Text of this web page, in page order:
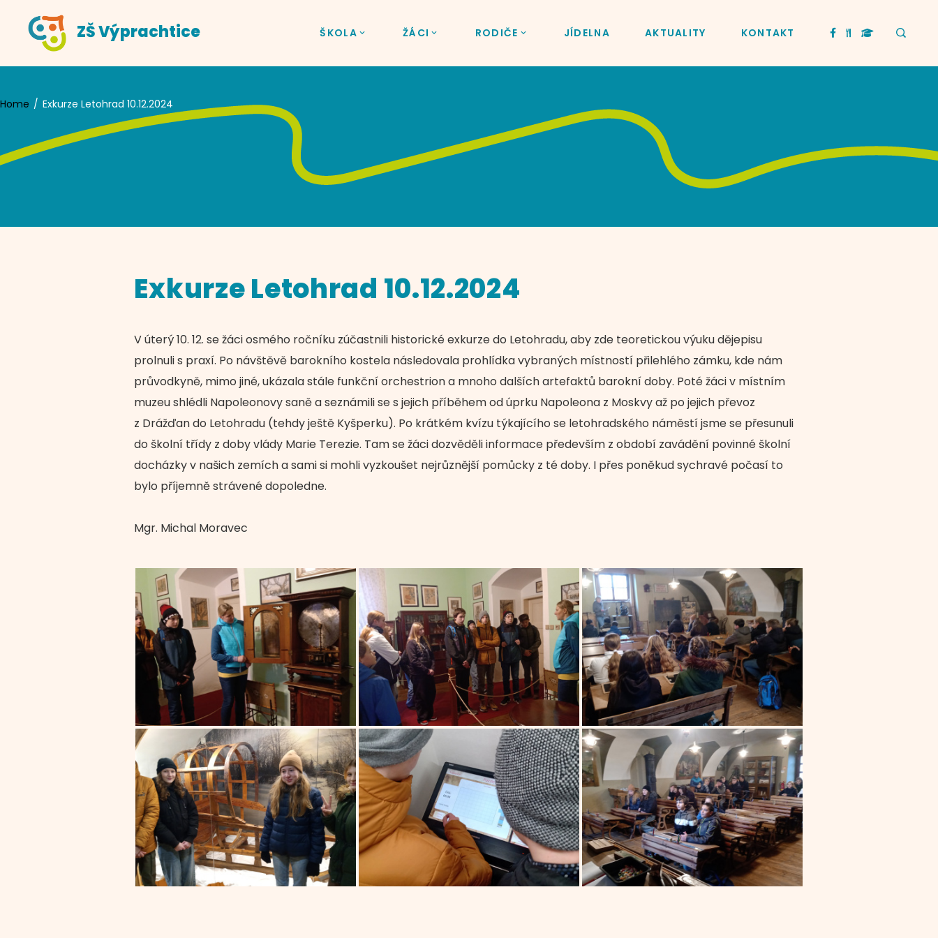
content
ZŠ Výprachtice ŠKOLA ŽÁCI RODIČE JÍDELNA AKTUALITY KONTAKT
Home Exkurze Letohrad 10.12.2024
Exkurze Letohrad 10.12.2024
V úterý 10. 12. se žáci osmého ročníku zúčastnili historické exkurze do Letohradu, aby zde teoretickou výuku dějepisu
prolnuli s praxí. Po návštěvě barokního kostela následovala prohlídka vybraných místností přilehlého zámku, kde nám
průvodkyně, mimo jiné, ukázala stále funkční orchestrion a mnoho dalších artefaktů barokní doby. Poté žáci v místním
muzeu shlédli Napoleonovy saně a seznámili se s jejich příběhem od úprku Napoleona z Moskvy až po jejich převoz
z Drážďan do Letohradu (tehdy ještě Kyšperku). Po krátkém kvízu týkajícího se letohradského náměstí jsme se přesunuli
do školní třídy z doby vlády Marie Terezie. Tam se žáci dozvěděli informace především z období zavádění povinné školní
docházky v našich zemích a sami si mohli vyzkoušet nejrůznější pomůcky z té doby. I přes poněkud sychravé počasí to
bylo příjemně strávené dopoledne.
Mgr. Michal Moravec